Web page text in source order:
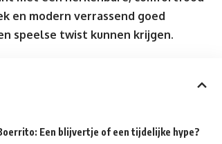
en modern verrassend goed
speelse twist kunnen krijgen.
Een blijvertje of een tijdelijke hype?